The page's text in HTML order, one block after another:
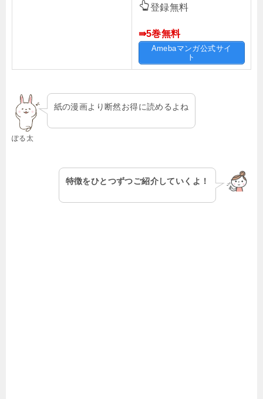
登録無料
⇛5巻無料
Amebaマンガ公式サイ
ト
ぽる太
紙の漫画より断然お得に読めるよね
特徴をひとつずつご紹介していくよ！